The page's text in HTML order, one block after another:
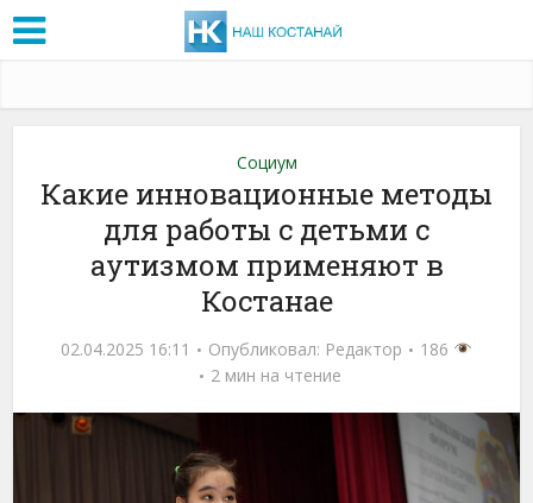
Социум
Какие инновационные методы
для работы с детьми с
аутизмом применяют в
Костанае
02.04.2025 16:11 Опубликовал: Редактор
186
2 мин на чтение